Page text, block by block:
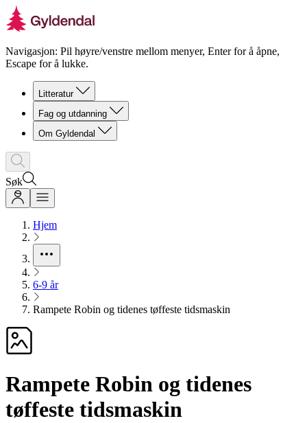
Navigasjon: Pil høyre/venstre mellom menyer, Enter for å åpne,
Escape for å lukke.
Litteratur
Fag og utdanning
Om Gyldendal
Søk
Hjem
6-9 år
Rampete Robin og tidenes tøffeste tidsmaskin
Rampete Robin og tidenes
tøffeste tidsmaskin